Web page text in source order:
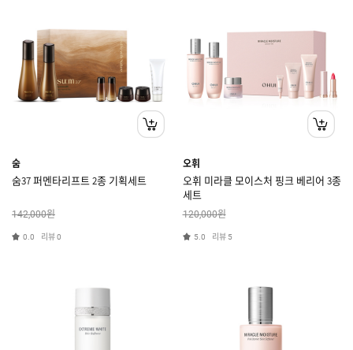
숨
숨37 퍼멘타리프트 2종 기획세트
142,000원
0.0 리뷰0
오휘
오휘 미라클 모이스처 핑크 베리어 3종
세트
120,000원
5.0 리뷰 5